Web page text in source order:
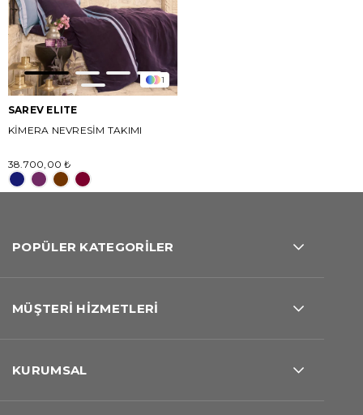
1
SAREV ELITE
KİMERA NEVRESİM TAKIMI
38.700,00 ₺
POPÜLER KATEGORİLER
MÜŞTERİ HİZMETLERİ
KURUMSAL